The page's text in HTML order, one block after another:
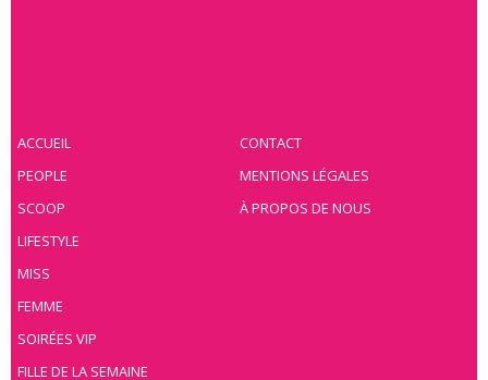
ACCUEIL
PEOPLE
SCOOP
LIFESTYLE
MISS
FEMME
SOIRÉES VIP
FILLE DE LA SEMAINE
CONTACT
MENTIONS LÉGALES
À PROPOS DE NOUS